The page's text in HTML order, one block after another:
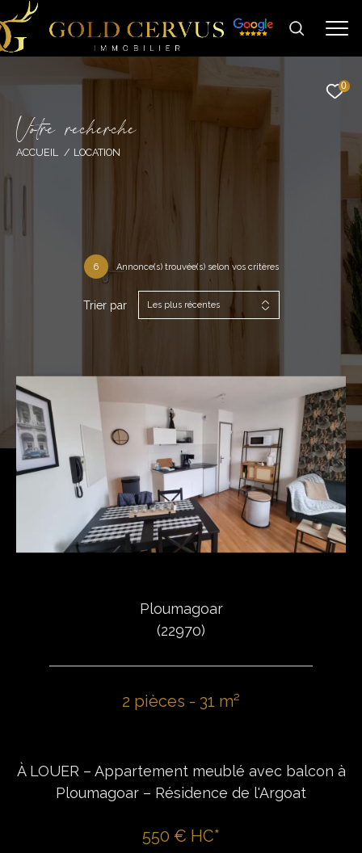
0
Votre recherche
ACCUEIL LOCATION
6 Annonce(s) trouvée(s) selon vos critères
Trier par Les plus récentes
Ploumagoar
(22970)
2 pièces - 31 m²
À LOUER – Appartement meublé avec balcon à
Ploumagoar – Résidence de l'Argoat
550 € HC*